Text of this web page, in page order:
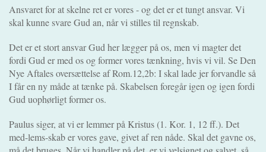
Ansvaret for at skelne ret er vores - og det er et tungt ansvar. Vi
skal kunne svare Gud an, når vi stilles til regnskab.
Det er et stort ansvar Gud her lægger på os, men vi magter det
fordi Gud er med os og former vores tænkning, hvis vi vil. Se Den
Nye Aftales oversættelse af Rom.12,2b: I skal lade jer forvandle så
I får en ny måde at tænke på. Skabelsen foregår igen og igen fordi
Gud uophørligt former os.
Paulus siger, at vi er lemmer på Kristus (1. Kor. 1, 12 ff.). Det
med-lems-skab er vores gave, givet af ren nåde. Skal det gavne os,